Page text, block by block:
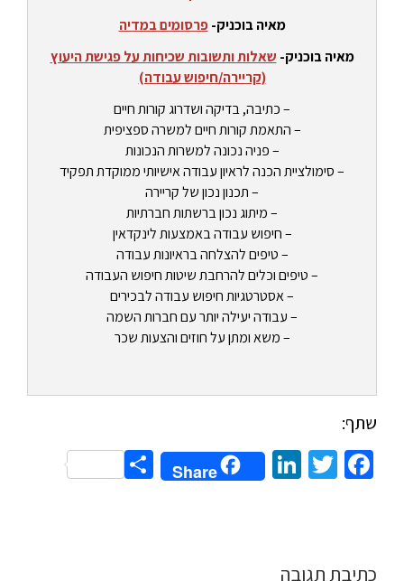
מאיה בוכניק-פרסומים במדיה
מאיה בוכניק- שאלות ותשובות שכיחות על פגישת היעוץ
(קריירה/חיפוש עבודה)
– כתיבה, בדיקה ושדרוג קורות חיים
– התאמת קורות חיים למשרה ספציפית
– פניה נכונה למשרות הנכונות
– סימולציית הכנה לראיון עבודה אישיותי ממוקדת תפקיד
– תכנון נכון של קריירה
– מיתוג נכון ברשתות חברתיות
– חיפוש עבודה באמצעות לינקדאין
– טיפים להצלחה בראיונות עבודה
– טיפים וכלים להרחבת שיטות חיפוש העבודה
– אסטרטגיות חיפוש עבודה לבכירים
– עבודה יעילה יותר עם חברות השמה
– משא ומתן על חוזים והצעות שכר
שתף:
Facebook
Twitter
LinkedIn
Share
Share
כתיבת תגובה